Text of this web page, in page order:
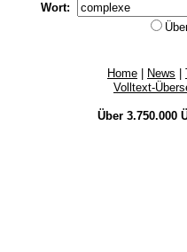
Wort:
Home News
Volltext-
Über 3.750.000